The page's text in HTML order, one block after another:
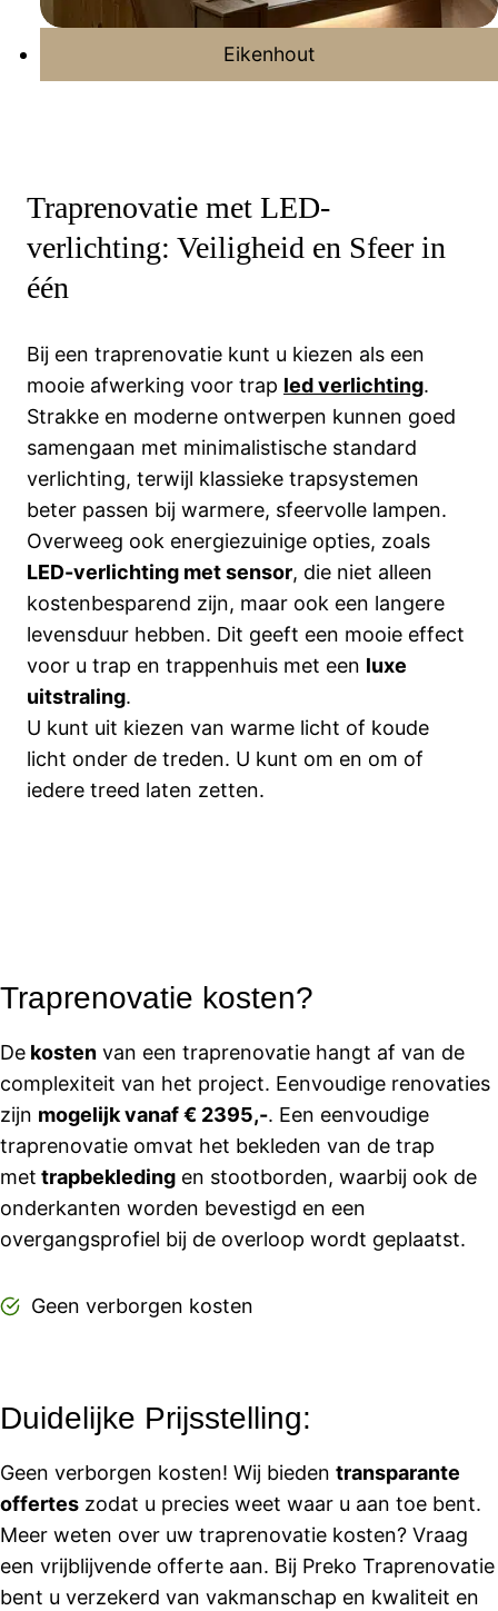
Eikenhout
Traprenovatie met LED-
verlichting: Veiligheid en Sfeer in
één
Bij een traprenovatie kunt u kiezen als een
mooie afwerking voor trap led verlichting.
Strakke en moderne ontwerpen kunnen goed
samengaan met minimalistische standard
verlichting, terwijl klassieke trapsystemen
beter passen bij warmere, sfeervolle lampen.
Overweeg ook energiezuinige opties, zoals
LED-verlichting met sensor, die niet alleen
kostenbesparend zijn, maar ook een langere
levensduur hebben. Dit geeft een mooie effect
voor u trap en trappenhuis met een luxe
uitstraling.
U kunt uit kiezen van warme licht of koude
licht onder de treden. U kunt om en om of
iedere treed laten zetten.
Traprenovatie kosten?
De kosten van een traprenovatie hangt af van de
complexiteit van het project. Eenvoudige renovaties
zijn mogelijk vanaf € 2395,-. Een eenvoudige
traprenovatie omvat het bekleden van de trap
met trapbekleding en stootborden, waarbij ook de
onderkanten worden bevestigd en een
overgangsprofiel bij de overloop wordt geplaatst.
Geen verborgen kosten
Duidelijke Prijsstelling:
Geen verborgen kosten! Wij bieden transparante
offertes zodat u precies weet waar u aan toe bent.
Meer weten over uw traprenovatie kosten? Vraag
een vrijblijvende offerte aan. Bij Preko Traprenovatie
bent u verzekerd van vakmanschap en kwaliteit en